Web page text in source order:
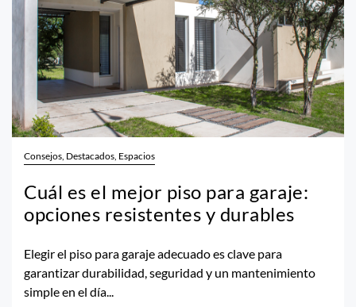
Consejos, Destacados, Espacios
Cuál es el mejor piso para garaje:
opciones resistentes y durables
Elegir el piso para garaje adecuado es clave para
garantizar durabilidad, seguridad y un mantenimiento
simple en el día...